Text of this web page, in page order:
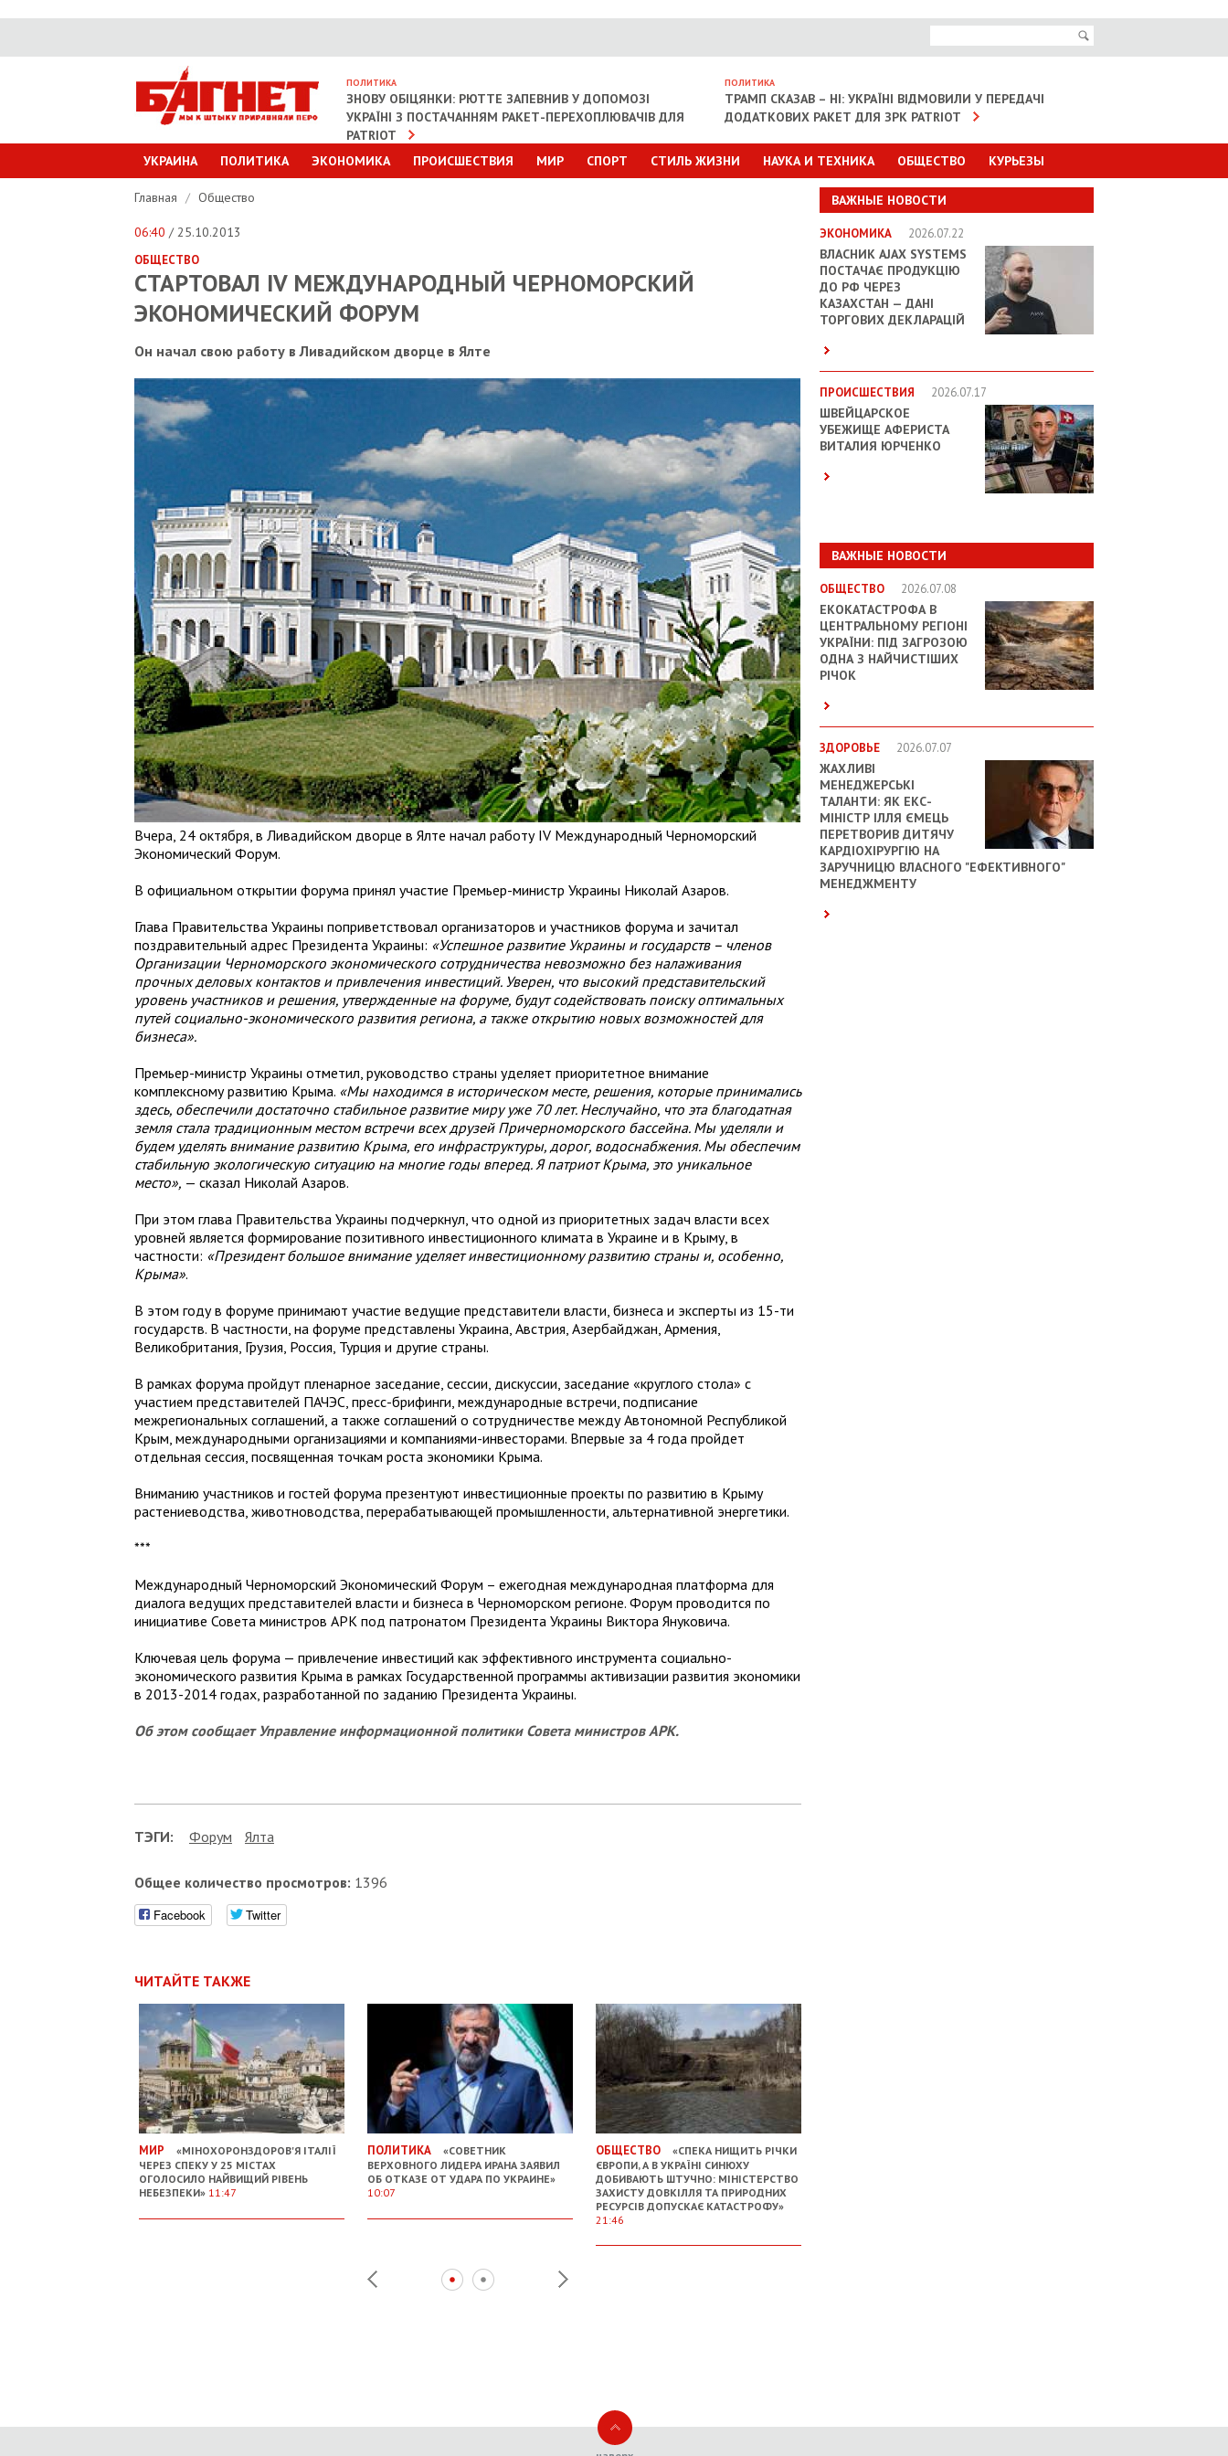
ПОЛИТИКА
ЗНОВУ ОБІЦЯНКИ: РЮТТЕ ЗАПЕВНИВ У ДОПОМОЗІ
УКРАЇНІ З ПОСТАЧАННЯМ РАКЕТ-ПЕРЕХОПЛЮВАЧІВ ДЛЯ
PATRIOT
ПОЛИТИКА
ТРАМП СКАЗАВ – НІ: УКРАЇНІ ВІДМОВИЛИ У ПЕРЕДАЧІ
ДОДАТКОВИХ РАКЕТ ДЛЯ ЗРК PATRIOT
УКРАИНА ПОЛИТИКА ЭКОНОМИКА ПРОИСШЕСТВИЯ МИР СПОРТ СТИЛЬ ЖИЗНИ НАУКА И ТЕХНИКА ОБЩЕСТВО КУРЬЕЗЫ
ВАЖНЫЕ НОВОСТИ
ЭКОНОМИКА 2026.07.22
ВЛАСНИК AJAX SYSTEMS
ПОСТАЧАЄ ПРОДУКЦІЮ
ДО РФ ЧЕРЕЗ
КАЗАХСТАН — ДАНІ
ТОРГОВИХ ДЕКЛАРАЦІЙ
ПРОИСШЕСТВИЯ 2026.07.17
ШВЕЙЦАРСКОЕ
УБЕЖИЩЕ АФЕРИСТА
ВИТАЛИЯ ЮРЧЕНКО
ВАЖНЫЕ НОВОСТИ
ОБЩЕСТВО 2026.07.08
ЕКОКАТАСТРОФА В
ЦЕНТРАЛЬНОМУ РЕГІОНІ
УКРАЇНИ: ПІД ЗАГРОЗОЮ
ОДНА З НАЙЧИСТІШИХ
РІЧОК
ЗДОРОВЬЕ 2026.07.07
ЖАХЛИВІ
МЕНЕДЖЕРСЬКІ
ТАЛАНТИ: ЯК ЕКС-
МІНІСТР ІЛЛЯ ЄМЕЦЬ
ПЕРЕТВОРИВ ДИТЯЧУ
КАРДІОХІРУРГІЮ НА
ЗАРУЧНИЦЮ ВЛАСНОГО "ЕФЕКТИВНОГО"
МЕНЕДЖМЕНТУ
Главная / Общество
06:40 / 25.10.2013
ОБЩЕСТВО
СТАРТОВАЛ IV МЕЖДУНАРОДНЫЙ ЧЕРНОМОРСКИЙ
ЭКОНОМИЧЕСКИЙ ФОРУМ
Он начал свою работу в Ливадийском дворце в Ялте
Вчера, 24 октября, в Ливадийском дворце в Ялте начал работу IV Международный Черноморский
Экономический Форум.
В официальном открытии форума принял участие Премьер-министр Украины Николай Азаров.
Глава Правительства Украины поприветствовал организаторов и участников форума и зачитал
поздравительный адрес Президента Украины: «Успешное развитие Украины и государств – членов
Организации Черноморского экономического сотрудничества невозможно без налаживания
прочных деловых контактов и привлечения инвестиций. Уверен, что высокий представительский
уровень участников и решения, утвержденные на форуме, будут содействовать поиску оптимальных
путей социально-экономического развития региона, а также открытию новых возможностей для
бизнеса».
Премьер-министр Украины отметил, руководство страны уделяет приоритетное внимание
комплексному развитию Крыма. «Мы находимся в историческом месте, решения, которые принимались
здесь, обеспечили достаточно стабильное развитие миру уже 70 лет. Неслучайно, что эта благодатная
земля стала традиционным местом встречи всех друзей Причерноморского бассейна. Мы уделяли и
будем уделять внимание развитию Крыма, его инфраструктуры, дорог, водоснабжения. Мы обеспечим
стабильную экологическую ситуацию на многие годы вперед. Я патриот Крыма, это уникальное
место», — сказал Николай Азаров.
При этом глава Правительства Украины подчеркнул, что одной из приоритетных задач власти всех
уровней является формирование позитивного инвестиционного климата в Украине и в Крыму, в
частности: «Президент большое внимание уделяет инвестиционному развитию страны и, особенно,
Крыма».
В этом году в форуме принимают участие ведущие представители власти, бизнеса и эксперты из 15-ти
государств. В частности, на форуме представлены Украина, Австрия, Азербайджан, Армения,
Великобритания, Грузия, Россия, Турция и другие страны.
В рамках форума пройдут пленарное заседание, сессии, дискуссии, заседание «круглого стола» с
участием представителей ПАЧЭС, пресс-брифинги, международные встречи, подписание
межрегиональных соглашений, а также соглашений о сотрудничестве между Автономной Республикой
Крым, международными организациями и компаниями-инвесторами. Впервые за 4 года пройдет
отдельная сессия, посвященная точкам роста экономики Крыма.
Вниманию участников и гостей форума презентуют инвестиционные проекты по развитию в Крыму
растениеводства, животноводства, перерабатывающей промышленности, альтернативной энергетики.
***
Международный Черноморский Экономический Форум – ежегодная международная платформа для
диалога ведущих представителей власти и бизнеса в Черноморском регионе. Форум проводится по
инициативе Совета министров АРК под патронатом Президента Украины Виктора Януковича.
Ключевая цель форума — привлечение инвестиций как эффективного инструмента социально-
экономического развития Крыма в рамках Государственной программы активизации развития экономики
в 2013-2014 годах, разработанной по заданию Президента Украины.
Об этом сообщает Управление информационной политики Совета министров АРК.
ТЭГИ: Форум Ялта
Общее количество просмотров: 1396
Facebook Twitter
ЧИТАЙТЕ ТАКЖЕ
МИР
«МІНОХОРОНЗДОРОВ'Я ІТАЛІЇ
ЧЕРЕЗ СПЕКУ У 25 МІСТАХ
ОГОЛОСИЛО НАЙВИЩИЙ РІВЕНЬ
НЕБЕЗПЕКИ» 11:47
ПОЛИТИКА
«СОВЕТНИК
ВЕРХОВНОГО ЛИДЕРА ИРАНА ЗАЯВИЛ
ОБ ОТКАЗЕ ОТ УДАРА ПО УКРАИНЕ»
10:07
ОБЩЕСТВО
«СПЕКА НИЩИТЬ РІЧКИ
ЄВРОПИ, А В УКРАЇНІ СИНЮХУ
ДОБИВАЮТЬ ШТУЧНО: МІНІСТЕРСТВО
ЗАХИСТУ ДОВКІЛЛЯ ТА ПРИРОДНИХ
РЕСУРСІВ ДОПУСКАЄ КАТАСТРОФУ»
21:46